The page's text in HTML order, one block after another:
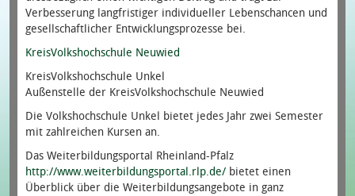
Verbesserung langfristiger individueller Lebenschancen und
gesellschaftlicher Entwicklungsprozesse bei.
KreisVolkshochschule Neuwied
KreisVolkshochschule Unkel
Außenstelle der KreisVolkshochschule Neuwied
Die Volkshochschule Unkel bietet jedes Jahr zwei Semester
mit zahlreichen Kursen an.
Das Weiterbildungsportal Rheinland-Pfalz
http://www.weiterbildungsportal.rlp.de/ bietet einen
Überblick über die Weiterbildungsangebote in ganz